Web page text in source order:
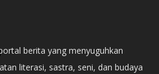
berita yang menyuguhkan
literasi, sastra, seni, dan budaya